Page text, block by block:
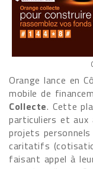
Orange lance en
mobile de
Collecte. Cette
particuliers et aux
projets
caritatifs
faisant appel à